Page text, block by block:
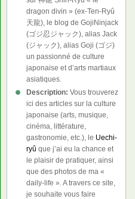
dragon divin » (ex-Ten-Ryû
天龍), le blog de GojiNinjack
(ゴジ忍ジャック), alias Jack
(ジャック), alias Goji (ゴジ)
un passionné de culture
japonaise et d’arts martiaux
asiatiques.
Description: Vous trouverez
ici des articles sur la culture
japonaise (arts, musique,
cinéma, littérature,
gastronomie, etc.), le Uechi-
ryû que j’ai eu la chance et
le plaisir de pratiquer, ainsi
que des photos de ma «
daily-life ». A travers ce site,
je souhaite vous faire